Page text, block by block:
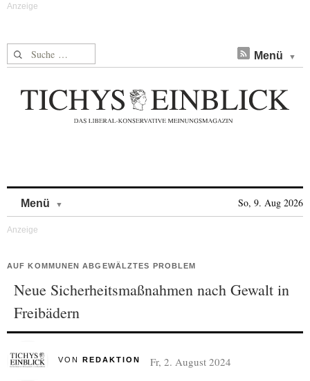
Suche nach: Menü
Menü So, 9. Aug 2026
AUF KOMMUNEN ABGEWÄLZTES PROBLEM
Neue Sicherheitsmaßnahmen nach Gewalt in
Freibädern
VON REDAKTION Fr, 2. August 2024